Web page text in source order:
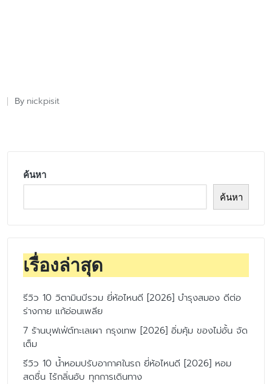
Posted
By nickpisit
ค้นหา
ค้นหา
เรื่องล่าสุด
รีวิว 10 วิตามินบีรวม ยี่ห้อไหนดี [2026] บำรุงสมอง ดีต่อ
ร่างกาย แก้อ่อนเพลีย
7 ร้านบุฟเฟ่ต์ทะเลเผา กรุงเทพ [2026] อิ่มคุ้ม ของไม่อั้น จัด
เต็ม
รีวิว 10 น้ำหอมปรับอากาศในรถ ยี่ห้อไหนดี [2026] หอม
สดชื่น ไร้กลิ่นอับ ทุกการเดินทาง